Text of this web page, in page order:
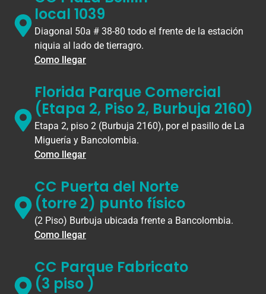
local 1039
Diagonal 50a # 38-80 todo el frente de la estación
niquia al lado de tierragro.
Como llegar
Florida Parque Comercial
(Etapa 2, Piso 2, Burbuja 2160)
Etapa 2, piso 2 (Burbuja 2160), por el pasillo de La
Miguería y Bancolombia.
Como llegar
CC Puerta del Norte
(torre 2) punto físico
(2 Piso) Burbuja ubicada frente a Bancolombia.
Como llegar
CC Parque Fabricato
(3 piso )